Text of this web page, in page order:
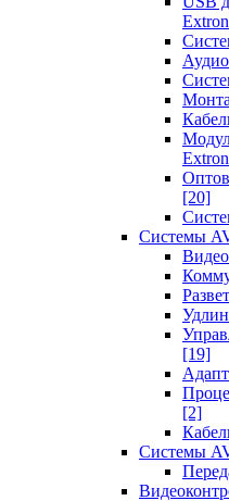
Extron
Extron
[20]
Системы
[19]
[2]
Системы